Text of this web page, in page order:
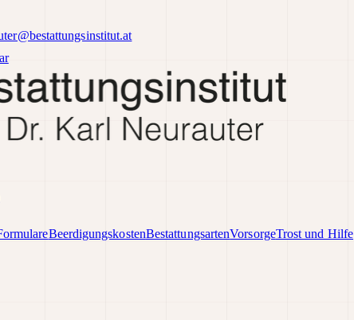
BeerdigungskostenBestattungsartenVorsorgeTrost und Hilfe